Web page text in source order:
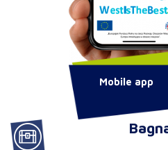
Mobile app